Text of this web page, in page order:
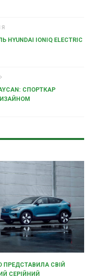
IONIQ ELECTRIC
СПОРТКАР
ПРЕДСТАВИЛА СВІЙ
СЕРІЙНИЙ